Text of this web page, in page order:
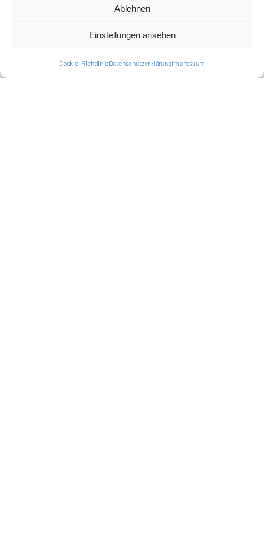
Ablehnen
Einstellungen ansehen
Cookie-RichtlinieDatenschutzerklärungImpressum